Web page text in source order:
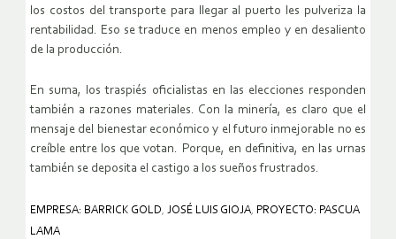
los costos del transporte para llegar al puerto les pulveriza la
rentabilidad. Eso se traduce en menos empleo y en desaliento
de la producción.
En suma, los traspiés oficialistas en las elecciones responden
también a razones materiales. Con la minería, es claro que el
mensaje del bienestar económico y el futuro inmejorable no es
creíble entre los que votan. Porque, en definitiva, en las urnas
también se deposita el castigo a los sueños frustrados.
EMPRESA: BARRICK GOLD, JOSÉ LUIS GIOJA, PROYECTO: PASCUA
LAMA